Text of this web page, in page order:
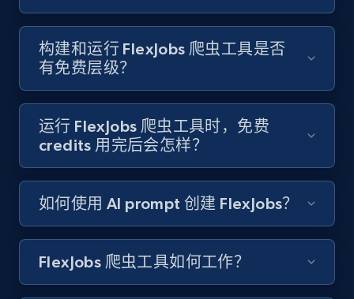
Youtube - Videos posts
URL, Title, Youtuber, Youtuber md5, Video url,
Video length, Likes, Views, and more.
8.1K+ 716+ 注册使用
Youtube - Videos posts - Search new
URL, Title, Youtuber, Youtuber md5, Video url,
Video length, Likes, Views, and more.
构建和运行 FlexJobs 爬虫工具是否
有免费层级？
运行 FlexJobs 爬虫工具时，免费
credits 用完后会怎样？
如何使用 AI prompt 创建 FlexJobs？
FlexJobs 爬虫工具如何工作？